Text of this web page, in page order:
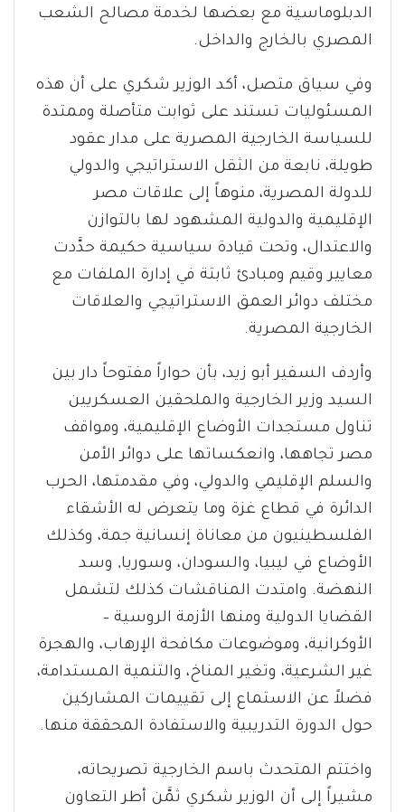
الدبلوماسية مع بعضها لخدمة مصالح الشعب
المصري بالخارج والداخل.
وفي سياق متصل، أكد الوزير شكري على أن هذه
المسئوليات تستند على ثوابت متأصلة وممتدة
للسياسة الخارجية المصرية على مدار عقود
طويلة، نابعة من الثقل الاستراتيجي والدولي
للدولة المصرية، منوهاً إلى علاقات مصر
الإقليمية والدولية المشهود لها بالتوازن
والاعتدال، وتحت قيادة سياسية حكيمة حدَّدت
معايير وقيم ومبادئ ثابتة في إدارة الملفات مع
مختلف دوائر العمق الاستراتيجي والعلاقات
الخارجية المصرية.
وأردف السفير أبو زيد، بأن حواراً مفتوحاً دار بين
السيد وزير الخارجية والملحقين العسكريين
تناول مستجدات الأوضاع الإقليمية، ومواقف
مصر تجاهها، وانعكساتها على دوائر الأمن
والسلم الإقليمي والدولي، وفي مقدمتها، الحرب
الدائرة في قطاع غزة وما يتعرض له الأشقاء
الفلسطينيون من معاناة إنسانية جمة، وكذلك
الأوضاع في ليبيا، والسودان، وسوريا, وسد
النهضة. وامتدت المناقشات كذلك لتشمل
القضايا الدولية ومنها الأزمة الروسية –
الأوكرانية، وموضوعات مكافحة الإرهاب، والهجرة
غير الشرعية، وتغير المناخ، والتنمية المستدامة،
فضلاً عن الاستماع إلى تقييمات المشاركين
حول الدورة التدريبية والاستفادة المحققة منها.
واختتم المتحدث باسم الخارجية تصريحاته،
مشيراً إلى أن الوزير شكري ثمَّن أطر التعاون